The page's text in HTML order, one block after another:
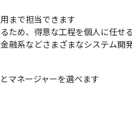
まで担当できます
ため、得意な工程を個人に任せ
融系などさまざまなシステム開
マネージャーを選べます